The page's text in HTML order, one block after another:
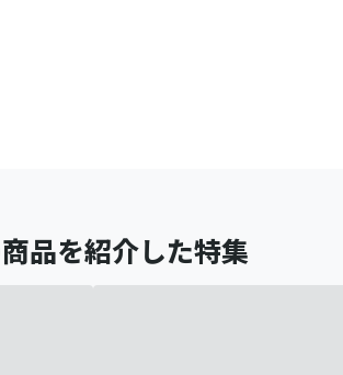
品を紹介した特集